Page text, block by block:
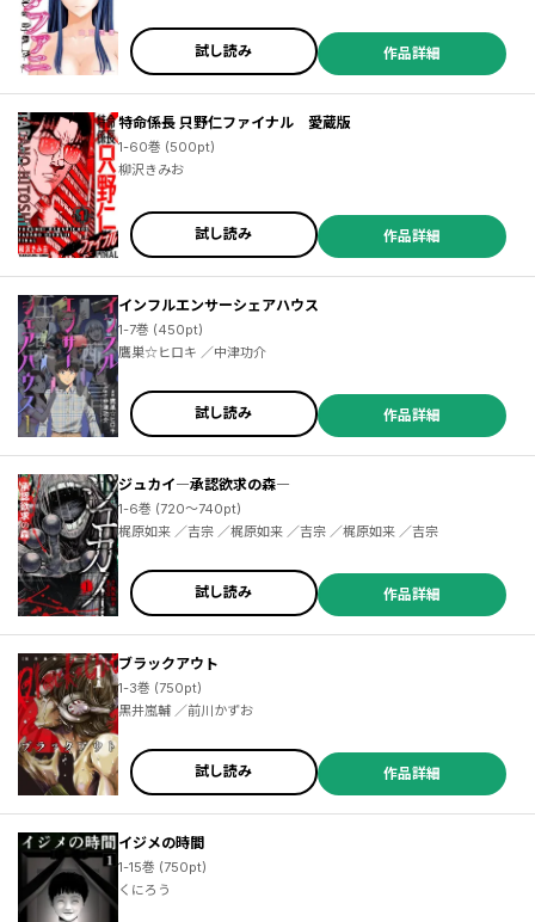
試し読み 作品詳細
特命係長 只野仁ファイナル 愛蔵版
1-60巻 (500pt)
柳沢きみお
試し読み 作品詳細
インフルエンサーシェアハウス
1-7巻 (450pt)
鷹巣☆ヒロキ ／中津功介
試し読み 作品詳細
ジュカイ―承認欲求の森―
1-6巻 (720～740pt)
梶原如来 ／吉宗 ／梶原如来 ／吉宗 ／梶原如来 ／吉宗
試し読み 作品詳細
ブラックアウト
1-3巻 (750pt)
黒井嵐輔 ／前川かずお
試し読み 作品詳細
イジメの時間
1-15巻 (750pt)
くにろう